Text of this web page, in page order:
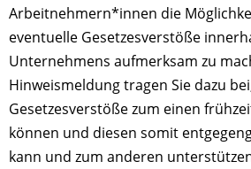
Arbeitnehmern*innen die
eventuelle Gesetzesverstöße
Unternehmens aufmerksam zu
Hinweismeldung tragen Sie dazu
Gesetzesverstöße zum einen
können und diesen somit
kann und zum anderen